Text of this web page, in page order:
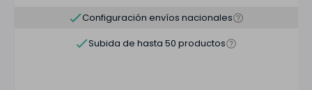
Configuración envíos nacionales
Subida de hasta 50 productos